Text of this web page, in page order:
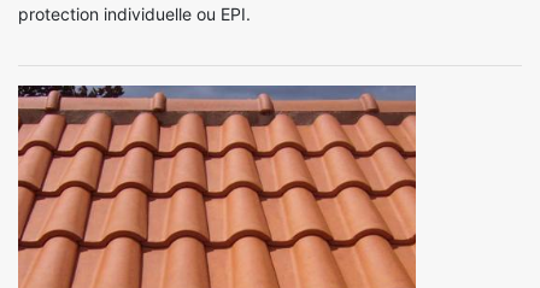
protection individuelle ou EPI.